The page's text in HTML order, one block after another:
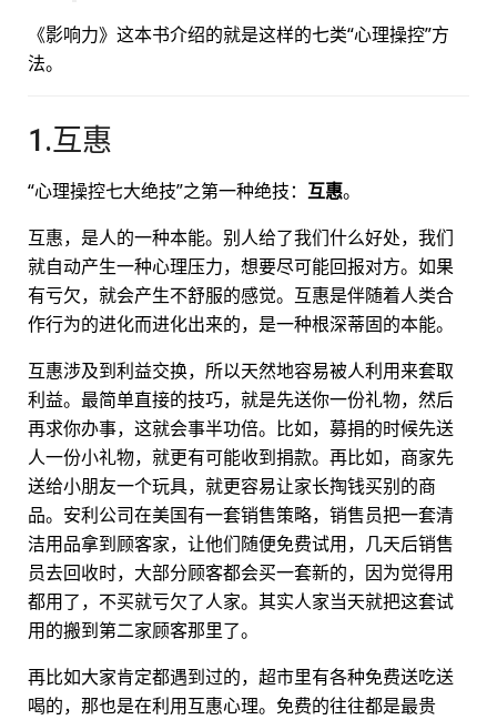
《影响力》这本书介绍的就是这样的七类“心理操控”方
法。
1.互惠
“心理操控七大绝技”之第一种绝技： 互惠。
互惠，是人的一种本能。别人给了我们什么好处，我们
就自动产生一种心理压力，想要尽可能回报对方。如果
有亏欠，就会产生不舒服的感觉。互惠是伴随着人类合
作行为的进化而进化出来的，是一种根深蒂固的本能。
互惠涉及到利益交换，所以天然地容易被人利用来套取
利益。最简单直接的技巧，就是先送你一份礼物，然后
再求你办事，这就会事半功倍。比如，募捐的时候先送
人一份小礼物，就更有可能收到捐款。再比如，商家先
送给小朋友一个玩具，就更容易让家长掏钱买别的商
品。安利公司在美国有一套销售策略，销售员把一套清
洁用品拿到顾客家，让他们随便免费试用，几天后销售
员去回收时，大部分顾客都会买一套新的，因为觉得用
都用了，不买就亏欠了人家。其实人家当天就把这套试
用的搬到第二家顾客那里了。
再比如大家肯定都遇到过的，超市里有各种免费送吃送
喝的，那也是在利用互惠心理。免费的往往都是最贵